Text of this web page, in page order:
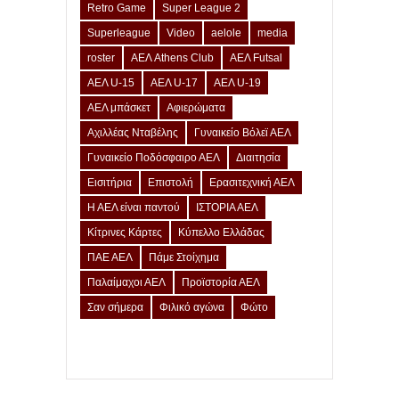
Retro Game
Super League 2
Superleague
Video aelole
media
roster
ΑΕΛ Athens Club
ΑΕΛ Futsal
ΑΕΛ U-15
ΑΕΛ U-17
ΑΕΛ U-19
ΑΕΛ μπάσκετ
Αφιερώματα
Αχιλλέας Νταβέλης
Γυναικείο Βόλεϊ ΑΕΛ
Γυναικείο Ποδόσφαιρο ΑΕΛ
Διαιτησία
Εισιτήρια
Επιστολή
Ερασιτεχνική ΑΕΛ
Η ΑΕΛ είναι παντού
ΙΣΤΟΡΙΑ ΑΕΛ
Κίτρινες Κάρτες
Κύπελλο Ελλάδας
ΠΑΕ ΑΕΛ
Πάμε Στοίχημα
Παλαίμαχοι ΑΕΛ
Προϊστορία ΑΕΛ
Σαν σήμερα
Φιλικό αγώνα Φώτο